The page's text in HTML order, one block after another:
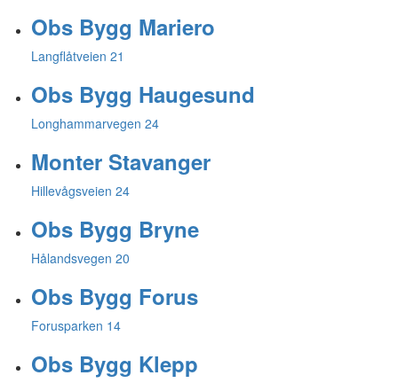
Obs Bygg Mariero
Langflåtveien 21
Obs Bygg Haugesund
Longhammarvegen 24
Monter Stavanger
Hillevågsveien 24
Obs Bygg Bryne
Hålandsvegen 20
Obs Bygg Forus
Forusparken 14
Obs Bygg Klepp